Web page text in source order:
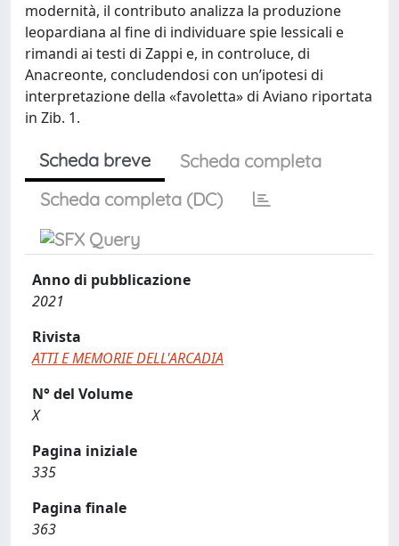
modernità, il contributo analizza la produzione
leopardiana al fine di individuare spie lessicali e
rimandi ai testi di Zappi e, in controluce, di
Anacreonte, concludendosi con un’ipotesi di
interpretazione della «favoletta» di Aviano riportata
in Zib. 1.
Scheda breve
Scheda completa
Scheda completa (DC)
Anno di pubblicazione
2021
Rivista
ATTI E MEMORIE DELL'ARCADIA
N° del Volume
X
Pagina iniziale
335
Pagina finale
363